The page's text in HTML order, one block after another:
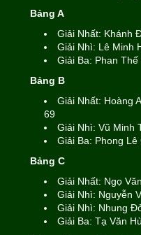
Bảng A
Giải Nhất: Khánh
Giải Nhì: Lê Minh
Giải Ba: Phan
Bảng B
Giải Nhất: Hoàng
69
Giải Nhì: Vũ Minh
Giải Ba: Phong
Bảng C
Giải Nhất: Ngọ
Giải Nhì: Nguyễn
Giải Nhì: Nhung
Giải Ba: Tạ Văn